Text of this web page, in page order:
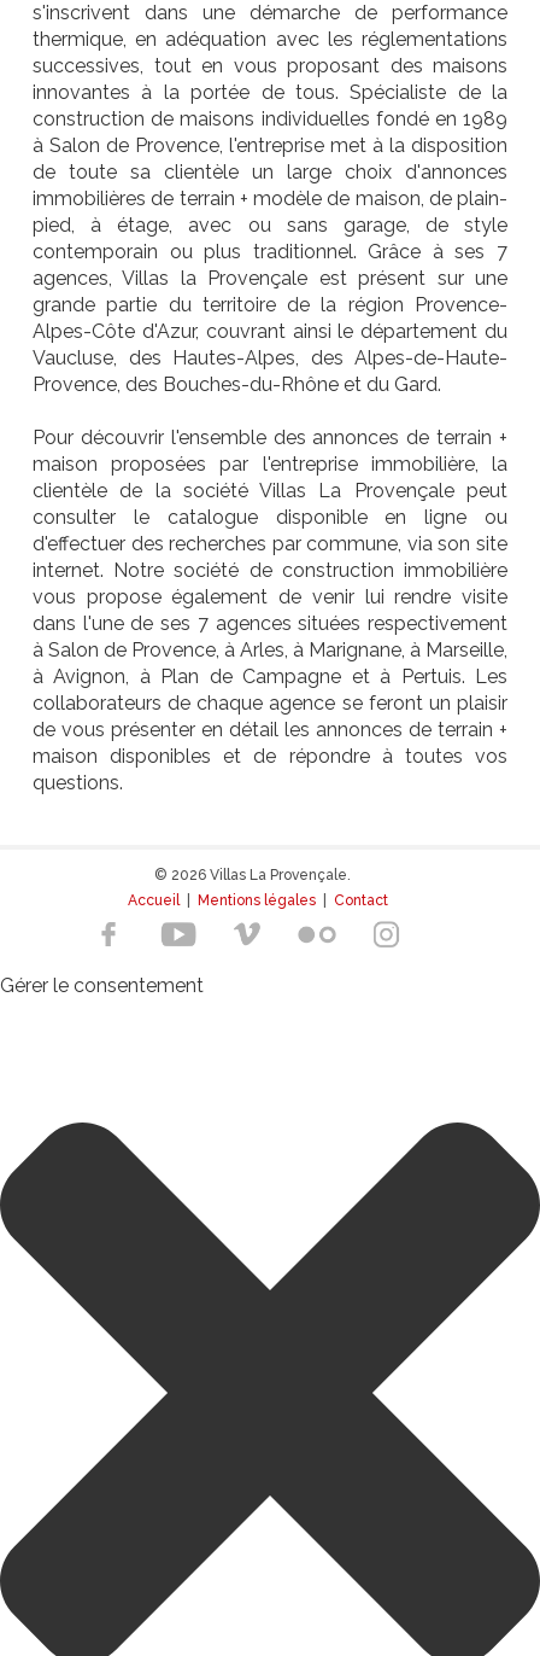
s'inscrivent dans une démarche de performance
thermique, en adéquation avec les réglementations
successives, tout en vous proposant des maisons
innovantes à la portée de tous. Spécialiste de la
construction de maisons individuelles fondé en 1989
à Salon de Provence, l'entreprise met à la disposition
de toute sa clientèle un large choix d'annonces
immobilières de terrain + modèle de maison, de plain-
pied, à étage, avec ou sans garage, de style
contemporain ou plus traditionnel. Grâce à ses 7
agences, Villas la Provençale est présent sur une
grande partie du territoire de la région Provence-
Alpes-Côte d'Azur, couvrant ainsi le département du
Vaucluse, des Hautes-Alpes, des Alpes-de-Haute-
Provence, des Bouches-du-Rhône et du Gard.
Pour découvrir l'ensemble des annonces de terrain +
maison proposées par l'entreprise immobilière, la
clientèle de la société Villas La Provençale peut
consulter le catalogue disponible en ligne ou
d'effectuer des recherches par commune, via son site
internet. Notre société de construction immobilière
vous propose également de venir lui rendre visite
dans l'une de ses 7 agences situées respectivement
à Salon de Provence, à Arles, à Marignane, à Marseille,
à Avignon, à Plan de Campagne et à Pertuis. Les
collaborateurs de chaque agence se feront un plaisir
de vous présenter en détail les annonces de terrain +
maison disponibles et de répondre à toutes vos
questions.
© 2026 Villas La Provençale.
Accueil| Mentions légales Contact
Gérer le consentement